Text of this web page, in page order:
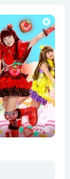
全33集